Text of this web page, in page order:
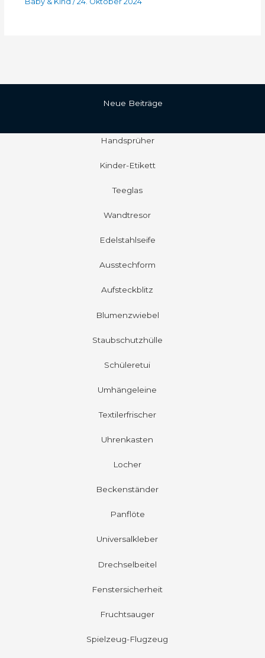
Neue Beiträge
Handsprüher
Kinder-Etikett
Teeglas
Wandtresor
Edelstahlseife
Ausstechform
Aufsteckblitz
Blumenzwiebel
Staubschutzhülle
Schüleretui
Umhängeleine
Textilerfrischer
Uhrenkasten
Locher
Beckenständer
Panflöte
Universalkleber
Drechselbeitel
Fenstersicherheit
Fruchtsauger
Spielzeug-Flugzeug